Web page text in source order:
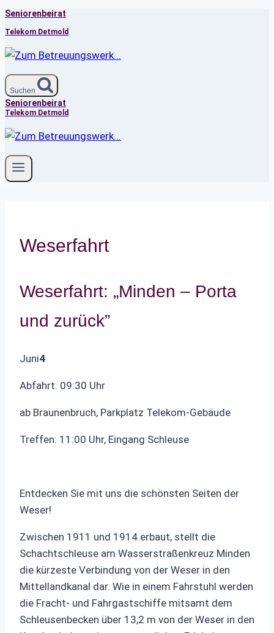
Zum
Inhalt
springen
Seniorenbeirat
Telekom Detmold
Suchen
Seniorenbeirat
Telekom Detmold
Weserfahrt
Weserfahrt: „Minden – Porta
und zurück”
Juni4
Abfahrt: 09:30 Uhr
ab Braunenbruch, Parkplatz Telekom-Gebäude
Treffen: 11:00 Uhr, Eingang Schleuse
Entdecken Sie mit uns die schönsten Seiten der
Weser!
Zwischen 1911 und 1914 erbaut, stellt die
Schachtschleuse am Wasserstraßenkreuz Minden
die kürzeste Verbindung von der Weser in den
Mittellandkanal dar. Wie in einem Fahrstuhl werden
die Fracht- und Fahrgastschiffe mitsamt dem
Schleusenbecken über 13,2 m von der Weser in den